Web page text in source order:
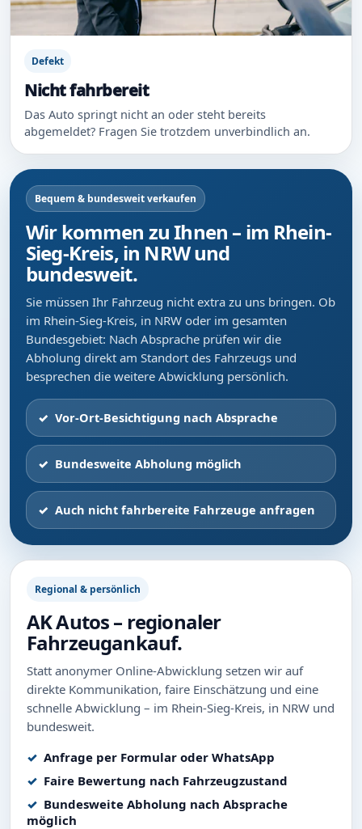
Defekt
Nicht fahrbereit
Das Auto springt nicht an oder steht bereits
abgemeldet? Fragen Sie trotzdem unverbindlich an.
Bequem & bundesweit verkaufen
Wir kommen zu Ihnen – im Rhein-
Sieg-Kreis, in NRW und
bundesweit.
Sie müssen Ihr Fahrzeug nicht extra zu uns bringen. Ob
im Rhein-Sieg-Kreis, in NRW oder im gesamten
Bundesgebiet: Nach Absprache prüfen wir die
Abholung direkt am Standort des Fahrzeugs und
besprechen die weitere Abwicklung persönlich.
Vor-Ort-Besichtigung nach Absprache
Bundesweite Abholung möglich
Auch nicht fahrbereite Fahrzeuge anfragen
Regional & persönlich
AK Autos – regionaler
Fahrzeugankauf.
Statt anonymer Online-Abwicklung setzen wir auf
direkte Kommunikation, faire Einschätzung und eine
schnelle Abwicklung – im Rhein-Sieg-Kreis, in NRW und
bundesweit.
Anfrage per Formular oder WhatsApp
Faire Bewertung nach Fahrzeugzustand
Bundesweite Abholung nach Absprache
möglich